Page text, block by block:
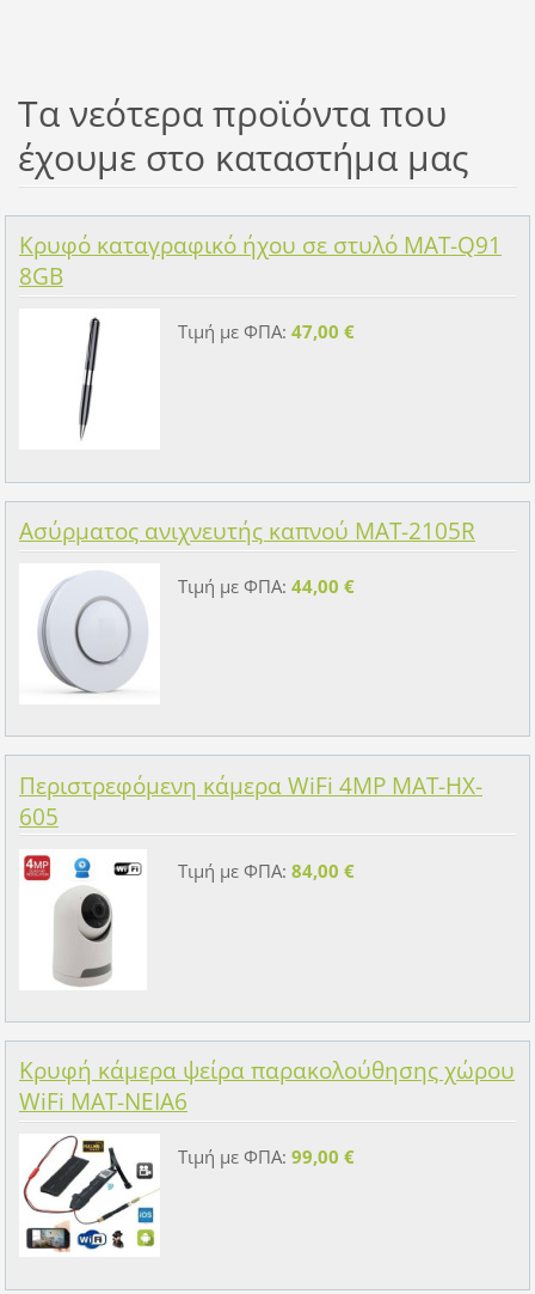
Τα νεότερα προϊόντα που
έχουμε στο καταστήμα μας
Κρυφό καταγραφικό ήχου σε στυλό MAT-Q91
8GB
Τιμή με ΦΠΑ: 47,00 €
Ασύρματος ανιχνευτής καπνού MAT-2105R
Τιμή με ΦΠΑ: 44,00 €
Περιστρεφόμενη κάμερα WiFi 4MP MAT-HX-
605
Τιμή με ΦΠΑ: 84,00 €
Κρυφή κάμερα ψείρα παρακολούθησης χώρου
WiFi MAT-NEIA6
Τιμή με ΦΠΑ: 99,00 €